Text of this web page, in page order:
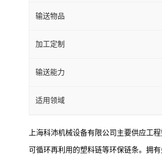
输送物品
加工定制
输送能力
适用领域
上海科沛机械设备有限公司主要供应工
可循环再利用的塑料链等环保链条。拥